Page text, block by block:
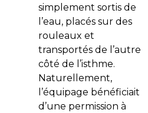
simplement sortis de
l’eau, placés sur des
rouleaux et
transportés de l’autre
côté de l’isthme.
Naturellement,
l’équipage bénéficiait
d’une permission à